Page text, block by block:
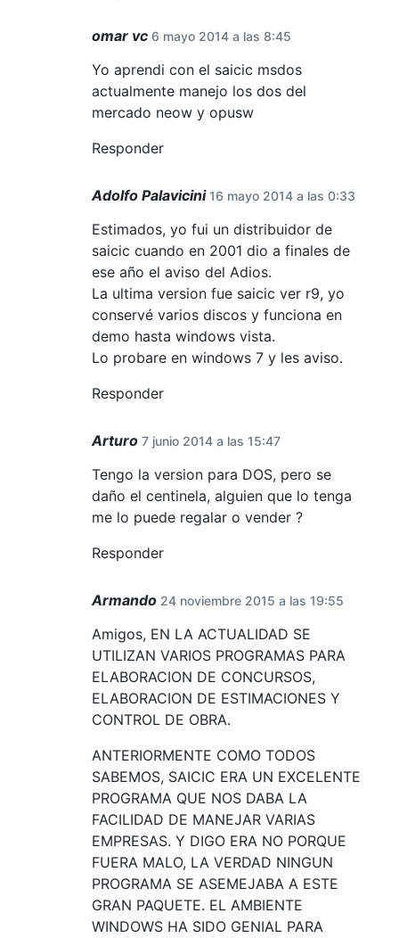
omar vc 6 mayo 2014 a las 8:45
Yo aprendi con el saicic msdos
actualmente manejo los dos del
mercado neow y opusw
Responder
Adolfo Palavicini 16 mayo 2014 a las 0:33
Estimados, yo fui un distribuidor de
saicic cuando en 2001 dio a finales de
ese año el aviso del Adios.
La ultima version fue saicic ver r9, yo
conservé varios discos y funciona en
demo hasta windows vista.
Lo probare en windows 7 y les aviso.
Responder
Arturo 7 junio 2014 a las 15:47
Tengo la version para DOS, pero se
daño el centinela, alguien que lo tenga
me lo puede regalar o vender ?
Responder
Armando 24 noviembre 2015 a las 19:55
Amigos, EN LA ACTUALIDAD SE
UTILIZAN VARIOS PROGRAMAS PARA
ELABORACION DE CONCURSOS,
ELABORACION DE ESTIMACIONES Y
CONTROL DE OBRA.
ANTERIORMENTE COMO TODOS
SABEMOS, SAICIC ERA UN EXCELENTE
PROGRAMA QUE NOS DABA LA
FACILIDAD DE MANEJAR VARIAS
EMPRESAS. Y DIGO ERA NO PORQUE
FUERA MALO, LA VERDAD NINGUN
PROGRAMA SE ASEMEJABA A ESTE
GRAN PAQUETE. EL AMBIENTE
WINDOWS HA SIDO GENIAL PARA